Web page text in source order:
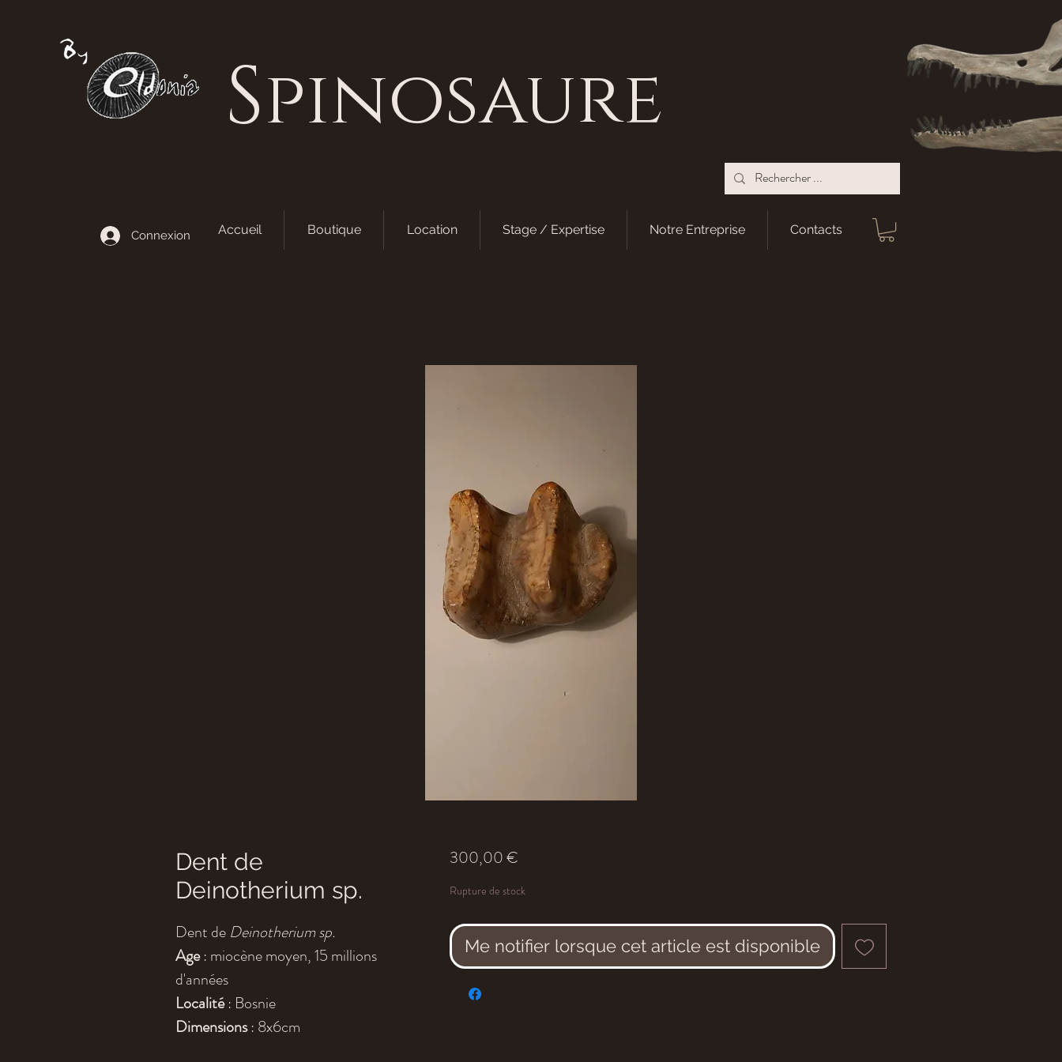
Spinosaure
Connexion Accueil Boutique Location Stage / Expertise Notre Entreprise Contacts
Dent de
Deinotherium sp.
Dent de Deinotherium sp.
Age: miocène moyen, 15 millions
d'années
Localité: Bosnie
Dimensions: 8x6cm
300,00 €
Rupture de stock
Me notifier lorsque cet article est disponible